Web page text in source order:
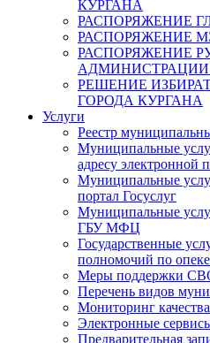
КУРГАНА
РАСПОРЯЖЕНИЕ
РАСПОРЯЖЕНИЕ
РАСПОРЯЖЕНИЕ
АДМИНИСТРАЦИИ
РЕШЕНИЕ
ГОРОДА КУРГАНА
Услуги
Реестр
Муниципальные
адресу электронной
Муниципальные
портал Госуслуг
Муниципальные
ГБУ МФЦ
Государственные
полномочий по
Меры поддержки
Перечень видов
Мониторинг
Электронные
Предварительная